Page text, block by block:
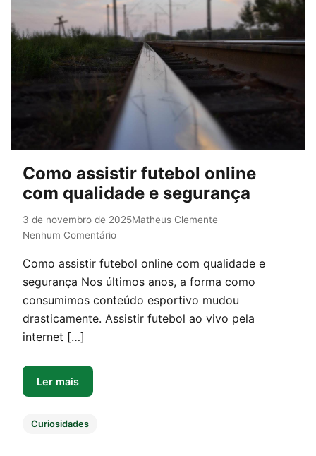
Como assistir futebol online
com qualidade e segurança
3 de novembro de 2025Matheus Clemente
Nenhum Comentário
Como assistir futebol online com qualidade e
segurança Nos últimos anos, a forma como
consumimos conteúdo esportivo mudou
drasticamente. Assistir futebol ao vivo pela
internet […]
Ler mais
Curiosidades